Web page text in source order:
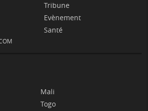
Tribune
Evènement
Santé
Mali
Togo